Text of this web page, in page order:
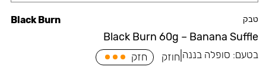
טבק
Black Burn 60g – Banana Suffle
Black Burn
בטעם: סופלה בננה חוזק חזק